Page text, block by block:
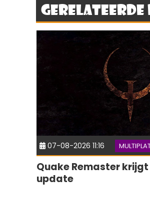
07-08-2026 11:16
Quake Remaster
update